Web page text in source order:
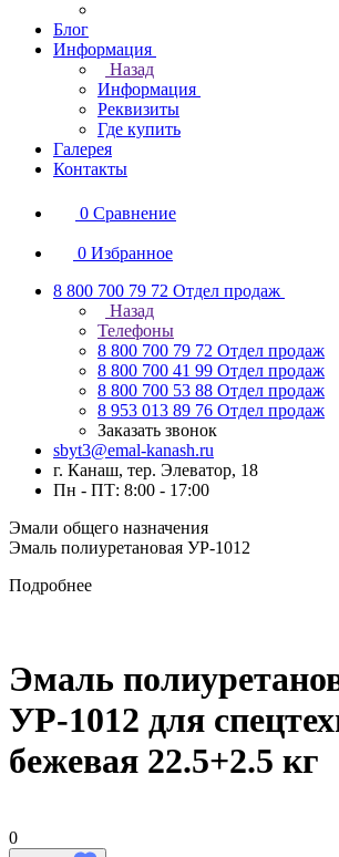
Блог
Информация
Назад
Информация
Реквизиты
Где купить
Галерея
Контакты
0 Сравнение
0 Избранное
8 800 700 79 72 Отдел продаж
Назад
Телефоны
8 800 700 79 72 Отдел продаж
8 800 700 41 99 Отдел продаж
8 800 700 53 88 Отдел продаж
8 953 013 89 76 Отдел продаж
Заказать звонок
sbyt3@emal-kanash.ru
г. Канаш, тер. Элеватор, 18
Пн - ПТ: 8:00 - 17:00
Эмали общего назначения
Эмаль полиуретановая УР-1012
Подробнее
Эмаль
УР-1012 для
бежевая 22.5+2.5 кг
0